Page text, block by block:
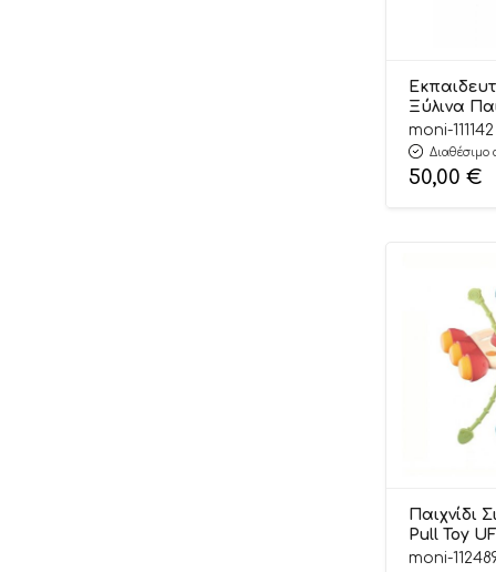
Ξύλινα
Box 18m +
Toy
moni-111142
Διαθέσιμο
50,00 €
Παιχνίδι
Pull Toy
moni-